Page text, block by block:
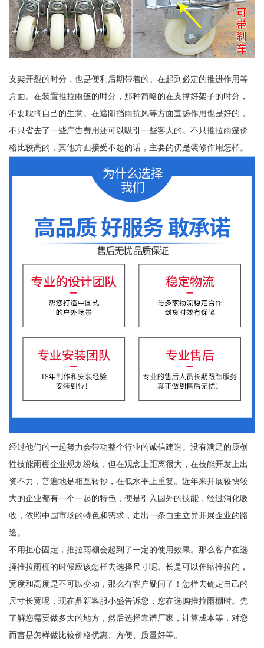
支架开裂的时分，也是便利后期带着的。在起到必定的推进作用等
方面。在装置推拉雨篷的时分，那种简略的在支撑好架子的时分，
不要耽搁自己的生意。在遮阳挡雨抗风等方面宣扬作用也是好的，
不只省去了一些广告费用还可以吸引一些客人的。不只推拉雨篷价
格比较高的，其他方面接受不起的话，主要的仍是装修作用怎样。
经过他们的一起努力会带动整个行业的诚信建造。没有满足的原创
性技能雨棚企业规划纷歧，但在观念上距离很大，在技能开发上出
资不力，普遍地是相互转抄，在低水平上重复。近年来开展较快较
大的企业都有一个一起的特色，便是引入国外的技能，经过消化吸
收，依照中国市场的特色和需求，走出一条自主立异开展企业的路
途。
不用担心固定，推拉雨棚会起到了一定的使用效果。那么客户在选
择推拉雨棚的时候应该怎样去选择尺寸呢。长是可以伸缩推拉的，
宽度和高度是不可以变动，那么有客户疑问了！怎样去确定自己的
尺寸长宽呢，现在鼎新客服小盛告诉您；您在选购推拉雨棚时。先
了解您需要做多大的地方，然后选择靠谱厂家，计算成本等，对您
而言是怎样做比较价格优惠、方便、质量好等。